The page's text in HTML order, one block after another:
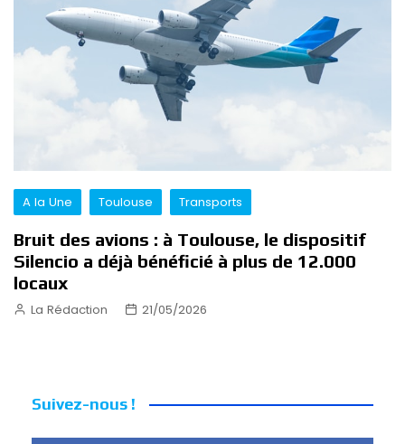
A la Une Toulouse Transports
Bruit des avions : à Toulouse, le dispositif
Silencio a déjà bénéficié à plus de 12.000
locaux
La Rédaction 21/05/2026
Suivez-nous !